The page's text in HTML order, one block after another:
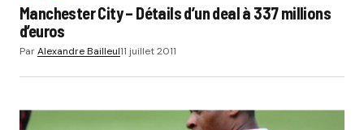
Manchester City – Détails d’un deal à 337 millions
d’euros
ParAlexandre Bailleul11 juillet 2011